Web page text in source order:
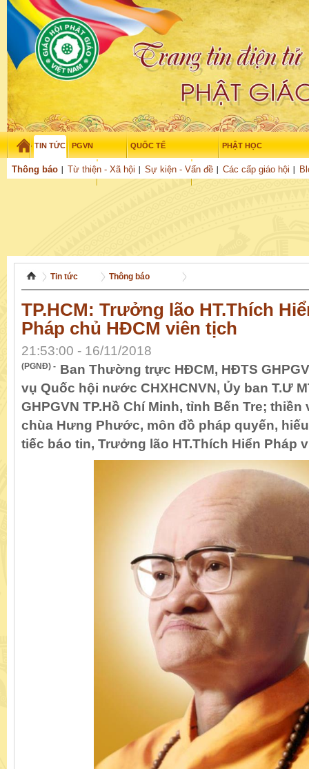
TIN TỨC
Thông báo Từ thiện - Xã hội Sự kiện - Vấn đề Các cấp giáo hội
PGVN QUỐC TẾ PHẬT HỌC
THỜI ĐẠI TUỔI TRẺ NGHIÊN CỨU
Thứ bảy - 8/08/2026 – 06 :11 :30
Tin tức Thông báo
TP.HCM: Trưởng lão HT.Thích
Pháp chủ HĐCM viên tịch
21:53:00 - 16/11/2018
(PGNĐ) - Ban Thường trực HĐCM, HĐTS
vụ Quốc hội nước CHXHCNVN, Ủy ban T.Ư
GHPGVN TP.Hồ Chí Minh, tỉnh Bến Tre;
chùa Hưng Phước, môn đồ pháp quyến,
tiếc báo tin, Trưởng lão HT.Thích Hiển Pháp